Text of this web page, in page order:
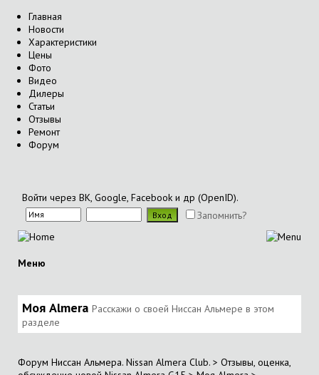
Главная
Новости
Характеристики
Цены
Фото
Видео
Дилеры
Статьи
Отзывы
Ремонт
Форум
Войти через ВК, Google, Facebook и др (OpenID).
Запомнить?
Меню
Моя Almera Расскажи о своей Ниссан Альмере в этом
разделе
Форум Ниссан Альмера. Nissan Almera Club. > Отзывы, оценка,